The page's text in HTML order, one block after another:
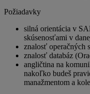
Požiadavky
silná orientácia v
skúsenosťami v
znalosť operačných
znalosť databáz
angličtina na
nakoľko budeš
manažmentom a